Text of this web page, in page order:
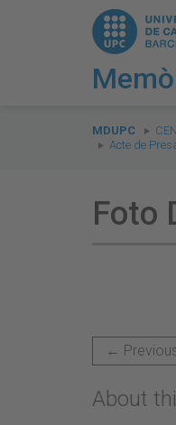
are
here:
MDUPC
Acte de
Foto
←
About